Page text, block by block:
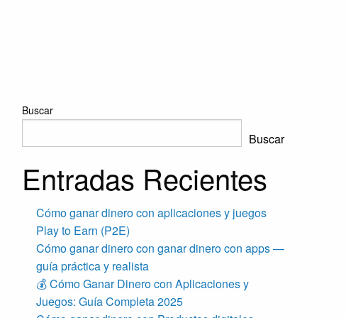
Buscar
Buscar
Entradas Recientes
Cómo ganar dinero con aplicaciones y juegos
Play to Earn (P2E)
Cómo ganar dinero con ganar dinero con apps —
guía práctica y realista
💰 Cómo Ganar Dinero con Aplicaciones y
Juegos: Guía Completa 2025